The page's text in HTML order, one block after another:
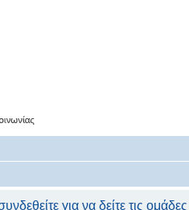
για να δείτε τις